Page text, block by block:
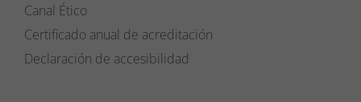
Canal Ético
Certificado anual de acreditación
Declaración de accesibilidad